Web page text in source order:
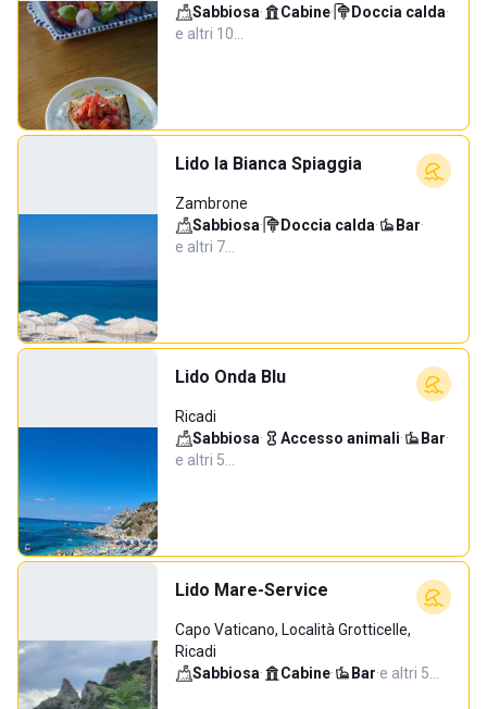
Sabbiosa· Cabine· Doccia calda·
e altri 10…
Lido la Bianca Spiaggia
Zambrone
Sabbiosa· Doccia calda· Bar·
e altri 7…
Lido Onda Blu
Ricadi
Sabbiosa· Accesso animali· Bar·
e altri 5…
Lido Mare-Service
Capo Vaticano, Località Grotticelle,
Ricadi
Sabbiosa· Cabine· Bar·e altri 5…